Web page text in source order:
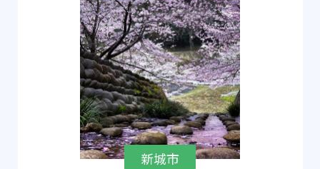
新城市